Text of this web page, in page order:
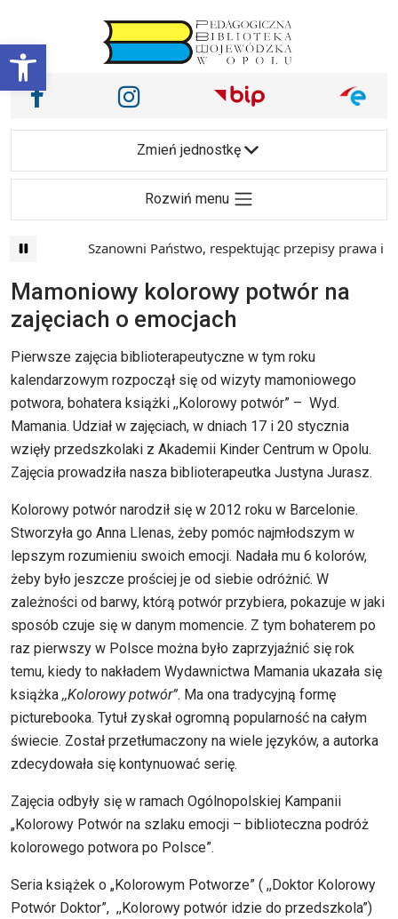
Otwórz pasek narzędzi
Main Navigation
Nasze media społecznościowe i inne
Facebook Instagram
Zmień jednostkę
Rozwiń menu
Szanowni Państwo, respektując przepisy prawa i
Mamoniowy kolorowy potwór na
zajęciach o emocjach
Pierwsze zajęcia biblioterapeutyczne w tym roku
kalendarzowym rozpoczął się od wizyty mamoniowego
potwora, bohatera książki ,,Kolorowy potwór” – Wyd.
Mamania. Udział w zajęciach, w dniach 17 i 20 stycznia
wzięły przedszkolaki z Akademii Kinder Centrum w Opolu.
Zajęcia prowadziła nasza biblioterapeutka Justyna Jurasz.
Kolorowy potwór narodził się w 2012 roku w Barcelonie.
Stworzyła go Anna Llenas, żeby pomóc najmłodszym w
lepszym rozumieniu swoich emocji. Nadała mu 6 kolorów,
żeby było jeszcze prościej je od siebie odróżnić. W
zależności od barwy, którą potwór przybiera, pokazuje w jaki
sposób czuje się w danym momencie. Z tym bohaterem po
raz pierwszy w Polsce można było zaprzyjaźnić się rok
temu, kiedy to nakładem Wydawnictwa Mamania ukazała się
książka ,,Kolorowy potwór”. Ma ona tradycyjną formę
picturebooka. Tytuł zyskał ogromną popularność na całym
świecie. Został przetłumaczony na wiele języków, a autorka
zdecydowała się kontynuować serię.
Zajęcia odbyły się w ramach Ogólnopolskiej Kampanii
„Kolorowy Potwór na szlaku emocji – biblioteczna podróż
kolorowego potwora po Polsce”.
Seria książek o „Kolorowym Potworze” ( ,,Doktor Kolorowy
Potwór Doktor”, ,,Kolorowy potwór idzie do przedszkola”)